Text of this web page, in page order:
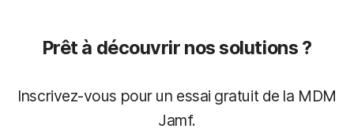
Prêt à découvrir nos solutions ?
Inscrivez-vous pour un essai gratuit de la MDM
Jamf.